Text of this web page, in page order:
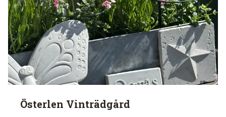
Österlen Vinträdgård